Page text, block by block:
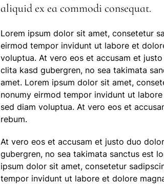
aliquid ex ea commodi consequat.
Lorem ipsum dolor sit amet, consetetur
eirmod tempor invidunt ut labore et
voluptua. At vero eos et accusam et
clita kasd gubergren, no sea takimata
amet. Lorem ipsum dolor sit amet,
nonumy eirmod tempor invidunt ut
sed diam voluptua. At vero eos et
rebum.
At vero eos et accusam et justo duo
gubergren, no sea takimata sanctus est
ipsum dolor sit amet, consetetur
tempor invidunt ut labore et dolore